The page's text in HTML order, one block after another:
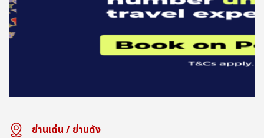
ย่านเด่น / ย่านดัง